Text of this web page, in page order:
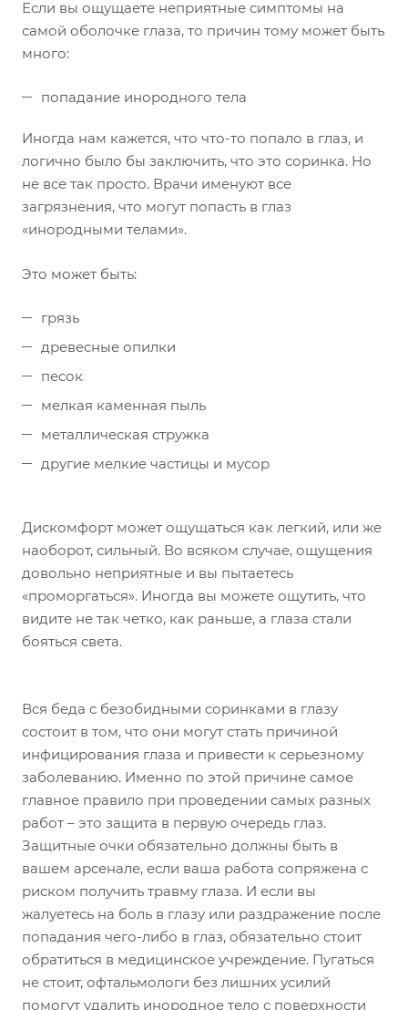
Если вы ощущаете неприятные симптомы на
самой оболочке глаза, то причин тому может быть
много:
попадание инородного тела
Иногда нам кажется, что что-то попало в глаз, и
логично было бы заключить, что это соринка. Но
не все так просто. Врачи именуют все
загрязнения, что могут попасть в глаз
«инородными телами».
Это может быть:
грязь
древесные опилки
песок
мелкая каменная пыль
металлическая стружка
другие мелкие частицы и мусор
Дискомфорт может ощущаться как легкий, или же
наоборот, сильный. Во всяком случае, ощущения
довольно неприятные и вы пытаетесь
«проморгаться». Иногда вы можете ощутить, что
видите не так четко, как раньше, а глаза стали
бояться света.
Вся беда с безобидными соринками в глазу
состоит в том, что они могут стать причиной
инфицирования глаза и привести к серьезному
заболеванию. Именно по этой причине самое
главное правило при проведении самых разных
работ – это защита в первую очередь глаз.
Защитные очки обязательно должны быть в
вашем арсенале, если ваша работа сопряжена с
риском получить травму глаза. И если вы
жалуетесь на боль в глазу или раздражение после
попадания чего-либо в глаз, обязательно стоит
обратиться в медицинское учреждение. Пугаться
не стоит, офтальмологи без лишних усилий
помогут удалить инородное тело с поверхности